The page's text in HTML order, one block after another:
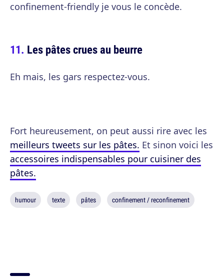
confinement-friendly je vous le concède.
Les pâtes crues au beurre
Eh mais, les gars respectez-vous.
Fort heureusement, on peut aussi rire avec les
meilleurs tweets sur les pâtes. Et sinon voici les
accessoires indispensables pour cuisiner des
pâtes.
humour texte pâtes confinement / reconfinement